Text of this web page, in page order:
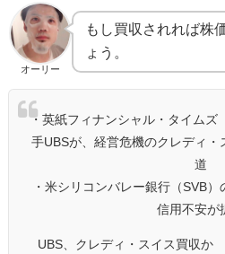
オーリー
もし買収されれば株
ょう。
・英紙フィナンシャル・タイムズ
手UBSが、経営危機のクレディ・
道
・米シリコンバレー銀行（SVB
信用不安が
UBS、クレディ・スイス買収か